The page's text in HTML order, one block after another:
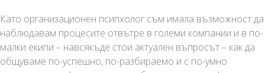
Като организационен псипхолог съм имала възможност да
наблюдавам процесите отвътре в големи компании и в по-
малки екипи – навсякъде стои актуален въпросът – как да
общуваме по-успешно, по-разбираемо и с по-умно